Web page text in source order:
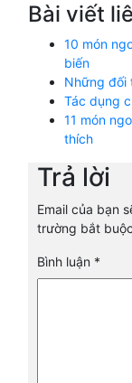
Bài viết
10 món
biến
Những đối
Tác dụng
11 món
thích
Trả lời
Email của bạn
trường bắt
Bình luận *